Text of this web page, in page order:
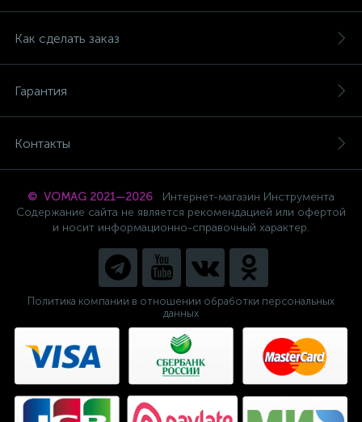
Как сделать заказ
Гарантия
Контакты
© VOMAG 2021—2026
Интернет-магазин Инструмента
Содержание сайта не является рекомендацией или офертой
и носит информационно-справочный характер.
Политика компании в отношении обработки персональных
данных